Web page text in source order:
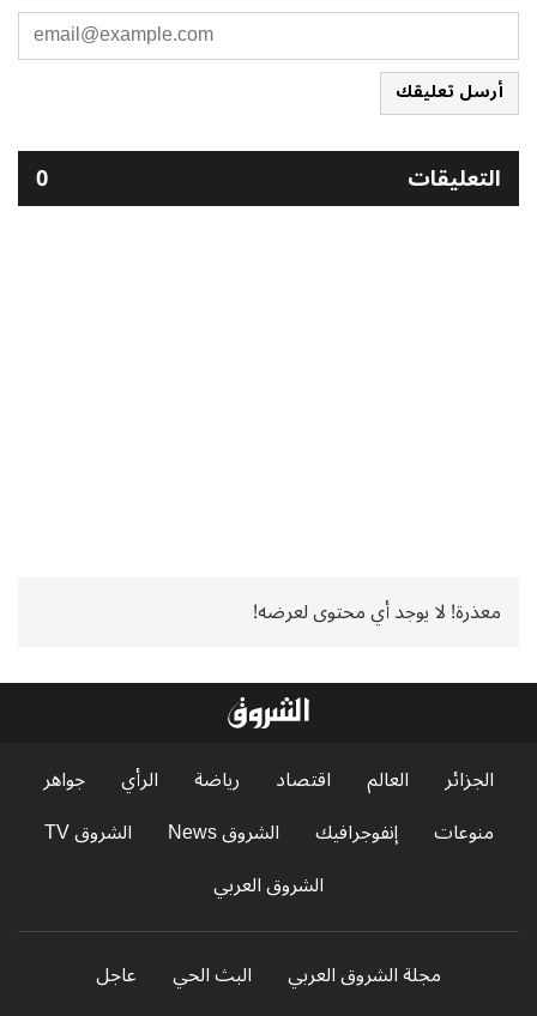
أرسل تعليقك
التعليقات 0
معذرة! لا يوجد أي محتوى لعرضه!
الجزائر العالم اقتصاد رياضة الرأي
جواهر
منوعات
إنفوجرافيك الشروق News
الشروق TV
الشروق العربي
مجلة الشروق العربي البث الحي
عاجل